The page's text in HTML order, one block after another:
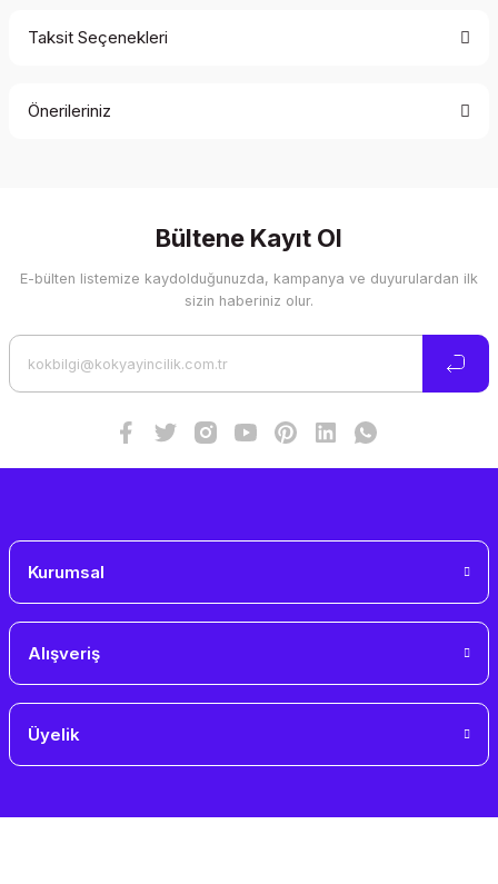
Taksit Seçenekleri
Önerileriniz
Görüş ve önerileriniz için teşekkür ederiz.
Ürün resmi kalitesiz, bozuk veya görüntülenemiyor.
Bültene Kayıt Ol
E-bülten listemize kaydolduğunuzda, kampanya ve duyurulardan ilk
sizin haberiniz olur.
Kurumsal
Alışveriş
Üyelik